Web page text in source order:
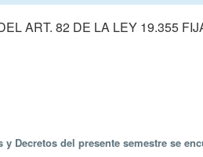
ART. 82 DE LA LEY 19.355
y Decretos del presente semestre se